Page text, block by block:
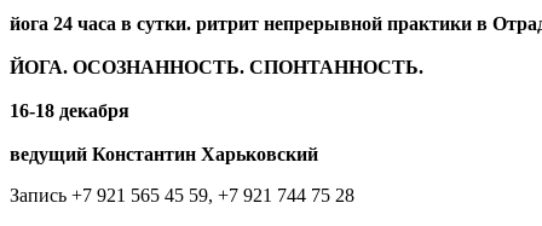
йога 24 часа в сутки. ритрит непрерывной практики в
ЙОГА. ОСОЗНАННОСТЬ. СПОНТАННОСТЬ.
16-18 декабря
ведущий Константин Харьковский
Запись +7 921 565 45 59, +7 921 744 75 28